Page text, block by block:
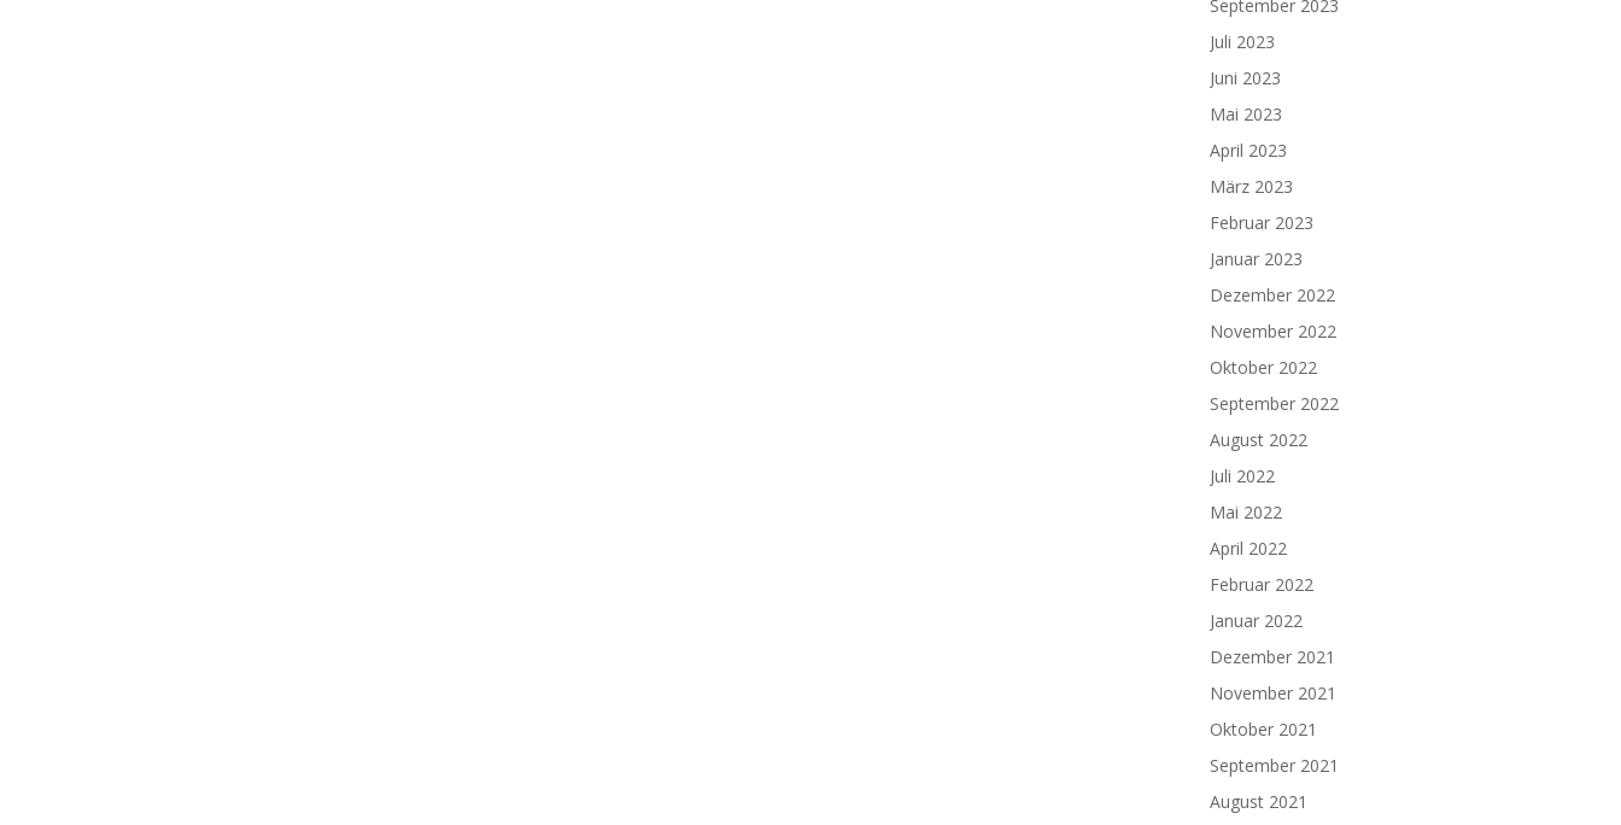
September 2023
Juli 2023
Juni 2023
Mai 2023
April 2023
März 2023
Februar 2023
Januar 2023
Dezember 2022
November 2022
Oktober 2022
September 2022
August 2022
Juli 2022
Mai 2022
April 2022
Februar 2022
Januar 2022
Dezember 2021
November 2021
Oktober 2021
September 2021
August 2021